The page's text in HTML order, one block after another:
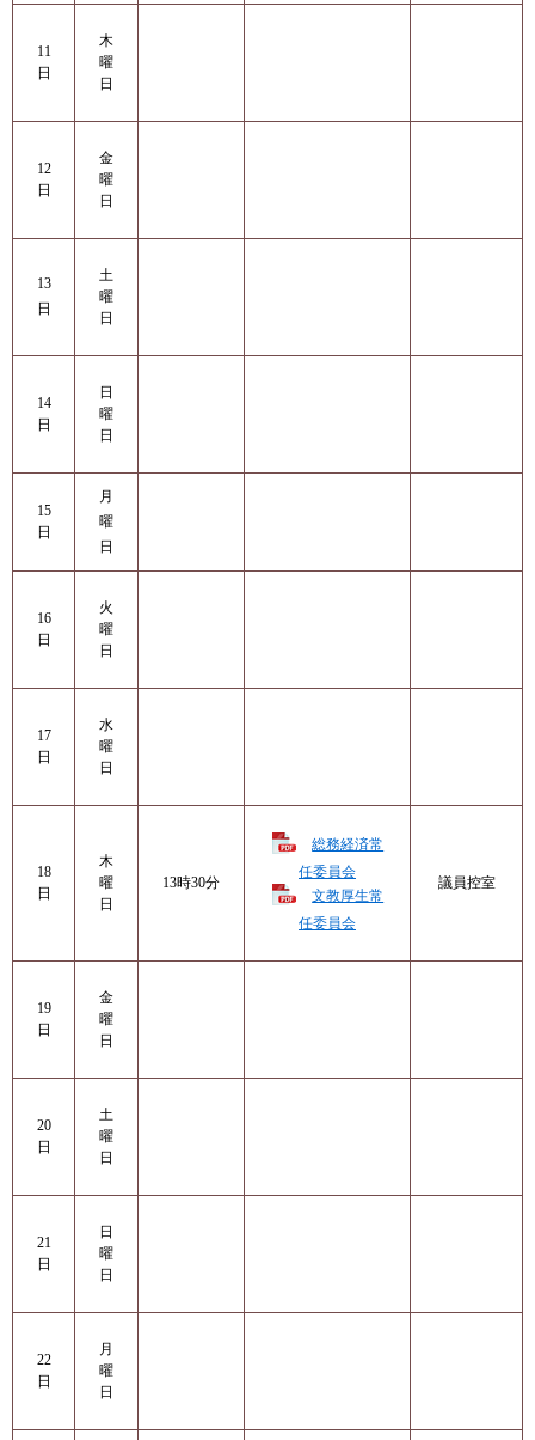
11
日
木
曜
日
12
日
金
曜
日
13
日
土
曜
日
14
日
日
曜
日
15
日
月
曜
日
16
日
火
曜
日
17
日
水
曜
日
18
日
木
曜
日
13時30分
総務経済常
任委員会
​文教厚生常
任委員会
議員控室
19
日
金
曜
日
20
日
土
曜
日
21
日
日
曜
日
22
日
月
曜
日